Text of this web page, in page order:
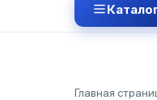
Главная